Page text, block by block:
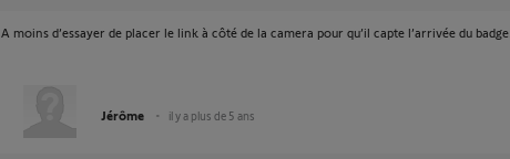
A moins d’essayer de placer le link à côté de la camera pour qu’il capte l’arrivée du badge.
Jérôme il y a plus de 5 ans